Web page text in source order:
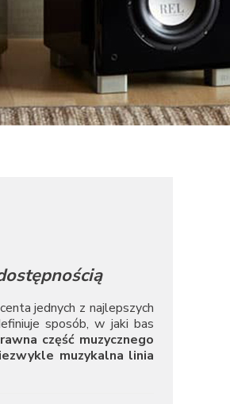
jednych z najlepszych
sposób, w jaki bas
część muzycznego
muzykalna linia